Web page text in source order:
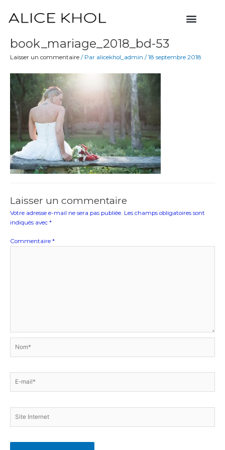
contenu
Menu
book_mariage_2018_bd-53
Laisser un commentaire / Par alicekhol_admin /18 septembre 2018
Laisser un commentaire
Votre adresse e-mail ne sera pas publiée. Les champs obligatoires sont
indiqués avec *
Commentaire *
mail*
Internet